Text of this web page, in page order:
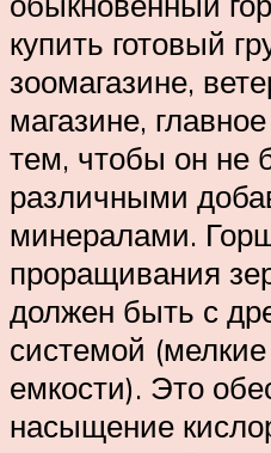
купить готовый
зоомагазине,
магазине,
тем, чтобы он не
различными
минералами.
проращивания
должен быть с
системой
емкости). Это
насыщение